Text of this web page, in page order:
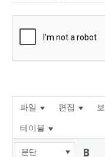
파일 편집
테이블
문단